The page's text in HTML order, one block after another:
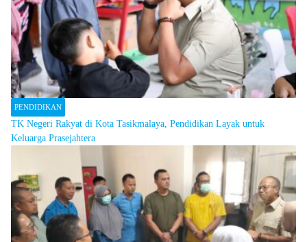
PENDIDIKAN
TK Negeri Rakyat di Kota Tasikmalaya, Pendidikan Layak untuk
Keluarga Prasejahtera